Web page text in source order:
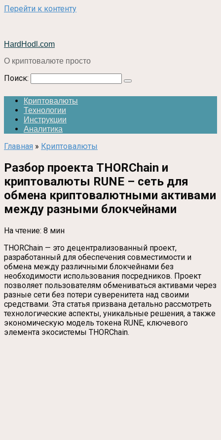
Перейти к контенту
HardHodl.com
О криптовалюте просто
Поиск:
Криптовалюты
Технологии
Инструкции
Аналитика
Главная » Криптовалюты
Разбор проекта THORChain и
криптовалюты RUNE – сеть для
обмена криптовалютными активами
между разными блокчейнами
На чтение: 8 мин
THORChain — это децентрализованный проект,
разработанный для обеспечения совместимости и
обмена между различными блокчейнами без
необходимости использования посредников. Проект
позволяет пользователям обмениваться активами через
разные сети без потери суверенитета над своими
средствами. Эта статья призвана детально рассмотреть
технологические аспекты, уникальные решения, а также
экономическую модель токена RUNE, ключевого
элемента экосистемы THORChain.